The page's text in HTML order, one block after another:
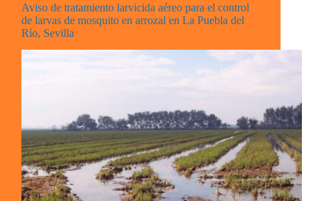
Aviso de tratamiento larvicida aéreo para el control
de larvas de mosquito en arrozal en La Puebla del
Río, Sevilla